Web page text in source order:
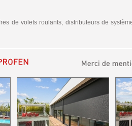
de volets roulants, distributeurs de